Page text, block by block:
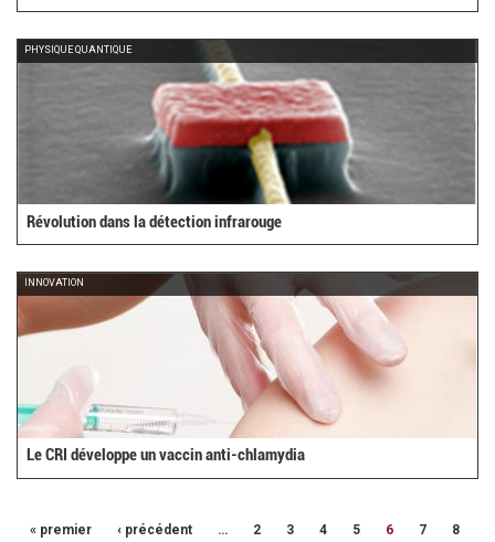
PHYSIQUE QUANTIQUE
Révolution dans la détection infrarouge
INNOVATION
Le CRI développe un vaccin anti-chlamydia
« premier ‹ précédent … 2 3 4 5 6 7 8